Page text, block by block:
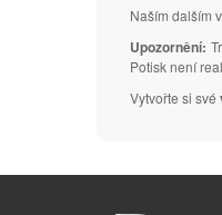
Naším dalším
Upozornění:
Potisk není
Vytvořte si své